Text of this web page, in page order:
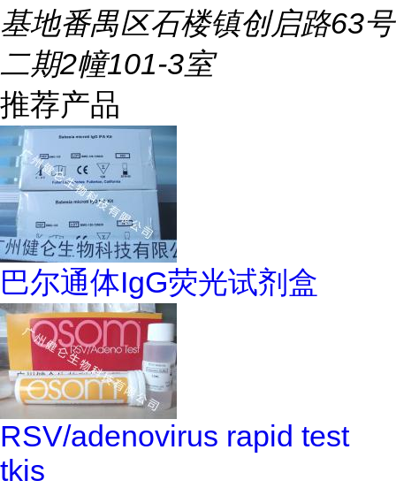
基地番禺区石楼镇创启路63号
二期2幢101-3室
推荐产品
巴尔通体IgG荧光试剂盒
RSV/adenovirus rapid test
tkis